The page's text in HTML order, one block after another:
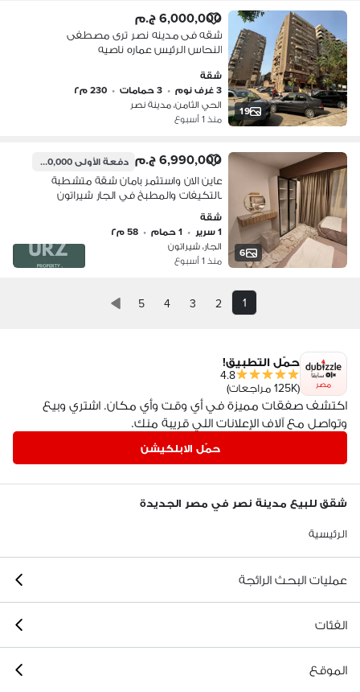
19
6,000,000 ج.م
شقه فى مدينه نصر ترى مصطفى
النحاس الرئيس عماره ناصيه
شقة
3 غرف نوم
• 3 حمامات • 230 م٢
الحي الثامن، مدينة نصر
منذ 1 أسبوع
6
6,990,000 ج.م دفعة الأولى700,000 ج.م
عاين الان واستثمر بامان شقة متشطبة
بالتكيفات والمطبخ في الجار شيراتون
بالقرب من مطار القاهرة علي طريق النصر
وبالقرب من مدينة نصر ومصر الجديدة
شقة
1 سرير
• 1 حمام • 58 م٢
الجار، شيراتون
منذ 1 أسبوع
1
2
3
4
5
مصر
حمّل التطبيق!
4.8
(125K مراجعات)
اكتشف صفقات مميزة في أي وقت وأي مكان. اشتري وبيع
وتواصل مع آلاف الإعلانات اللي قريبة منك.
حمّل الابلكيشن
شقق للبيع مدينة نصر في مصر الجديدة
الرئيسية
عمليات البحث الرائجة
الفئات
الموقع